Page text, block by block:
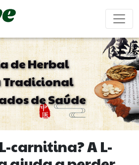
Suplemento
Beleza
Reforço
Sistema
Imunológico
Revigorante
Masculino
Cápsulas Bebida em pó
Saquinhos de
Bala de Goma
de Herbal
Tradicional
de Saúde
carnitina? A L-